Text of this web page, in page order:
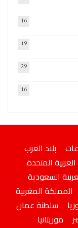
16
19
29
16
بلاد العرب
العربية المتحدة
السعودية
المملكة المغربية
سلطنة عمان
موريتانيا